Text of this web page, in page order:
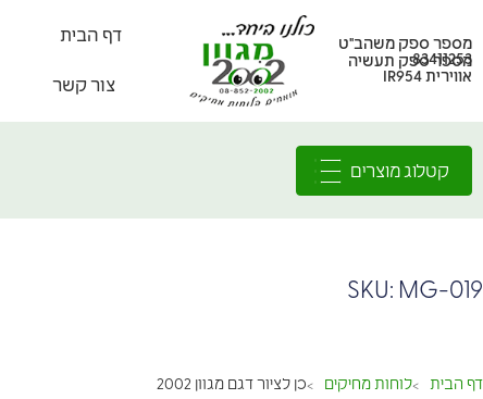
מספר ספק משהב"ט
83411253
מספר ספק תעשיה
אווירית IR954
דף הבית
צור קשר
קטלוג מוצרים
SKU: MG-019
דף הבית >לוחות מחיקים >כן לציור דגם מגוון 2002